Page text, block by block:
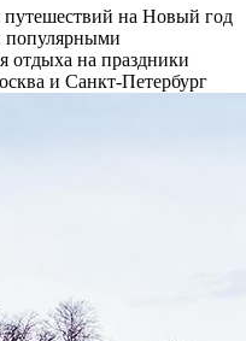
на Новый год
отдыха на праздники
и Санкт-Петербург